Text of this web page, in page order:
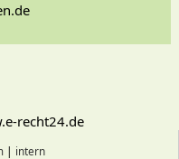
recht24.de
| intern